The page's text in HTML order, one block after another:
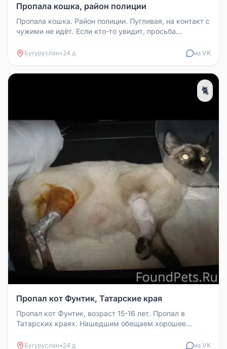
Пропала кошка, район полиции
Пропала кошка. Район полиции. Пугливая, на контакт с
чужими не идёт. Если кто-то увидит, просьба
Бугуруслан• 24 д из VK
🐈
Пропал кот Фунтик, Татарские края
Пропал кот Фунтик, возраст 15-16 лет. Пропал в
Татарских краях. Нашедшим обещаем хорошее
Бугуруслан• 24 д из VK